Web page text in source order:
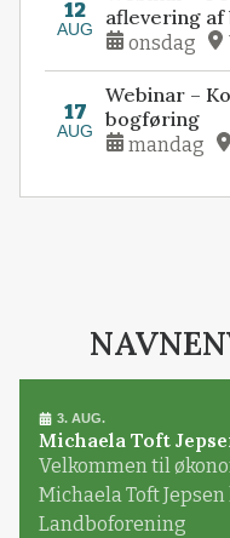
12
AUG
aflevering af
onsdag
17
AUG
Webinar –
bogføring
mandag
3. AUG.
Michaela Toft
Velkommen til
Michaela Toft
Landboforening